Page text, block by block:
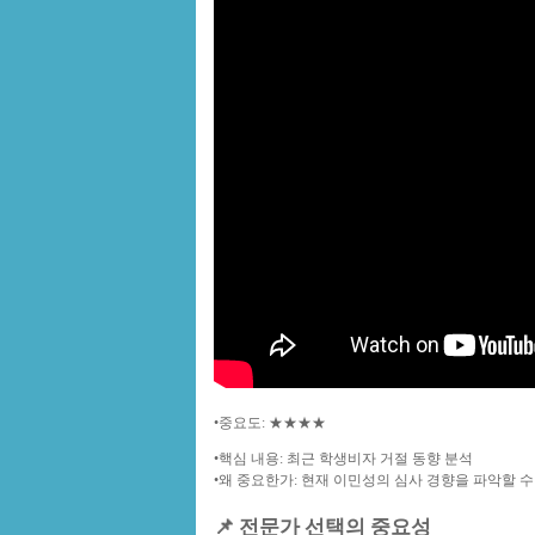
•중요도 : ★★★★
•핵심 내용: 최근 학생비자 거절 동향 분석
•왜 중요한가: 현재 이민성의 심사 경향을 파악할
📌 전문가 선택의 중요성